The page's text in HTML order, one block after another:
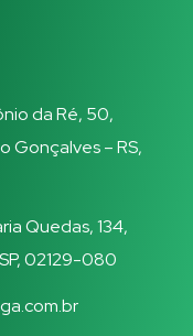
da Ré, 50,
Gonçalves – RS,
Quedas, 134,
02129-080